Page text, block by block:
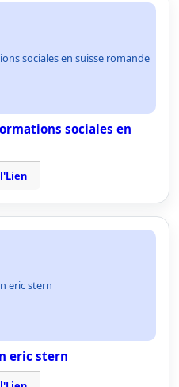
sociales en suisse romande
sociales en
eric stern
eric stern